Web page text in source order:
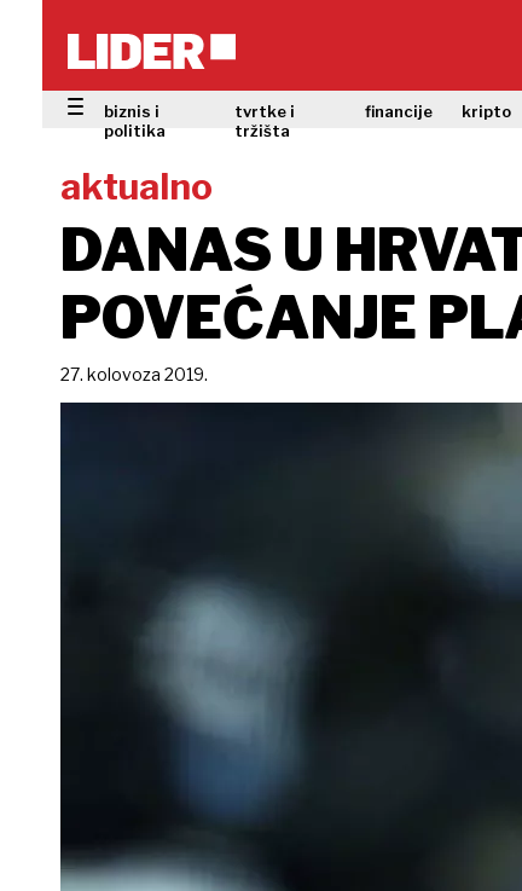
biznis i
politika
tvrtke i
tržišta
financije kripto
aktualno
DANAS U
POVEĆANJE
27. kolovoza 2019.